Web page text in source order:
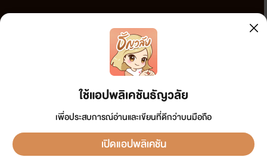
ใช้แอปพลิเคชันธัญวลัย
เพื่อประสบการณ์อ่านและเขียนที่ดีกว่าบนมือถือ
เปิดแอปพลิเคชัน
เว็บไซต์แห่งนี้ไม่ได้เห็นด้วยและไม่ขอรับผิดชอบต่อข้อความใดๆ ทั้งสิ้น ดังนั้นผู้อ่านทุกท่านโปรดใช้
วิจารณญาณในการกลั่นกรองด้วยตนเอง และหากท่านพบข้อความใดๆ ที่ขัดต่อกฎหมายและศีลธรรม
กรุณาแจ้งมาที่ tunwalai@ookbee.com เพื่อทีมงานจะได้ดำเนินการในทันที ทั้งนี้ ทางเว็บไซต์ขอสงวน
ลิขสิทธิ์ตามพระราชบัญญัติลิขสิทธิ์ (ฉบับเพิ่มเติม) พ.ศ.2558